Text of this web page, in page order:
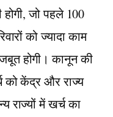
जो पहले 100
को ज्यादा काम
होगी। कानून की
को केंद्र और राज्य
राज्यों में खर्च का